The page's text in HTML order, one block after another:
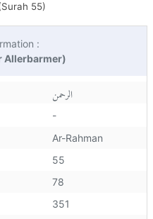
55)
:
Allerbarmer)
الرحمن
-
Ar-Rahman
55
78
351